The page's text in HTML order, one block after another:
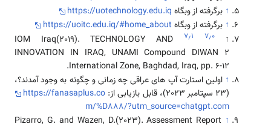
↑ برگرفته از وبگاه https://uotechnology.edu.iq
↑ برگرفته از وبگاه https://uoitc.edu.iq/#home_about
↑۷٫۰ ۷٫۱
IOM Iraq(2019). TECHNOLOGY AND
INNOVATION IN IRAQ, UNAMI Compound DIWAN 2
International Zone, Baghdad, Iraq, pp. 6-12.
↑ اولین استارت آپ های عراقی چه زمانی و چگونه به وجود آمدند؟،
(23 سپتامبر 2023)، قابل بازیابی از:
https://fanasaplus.co
m/%D888/?utm_source=chatgpt.com
↑
Pizarro, G. and Wazen, D.(2023). Assessment Report